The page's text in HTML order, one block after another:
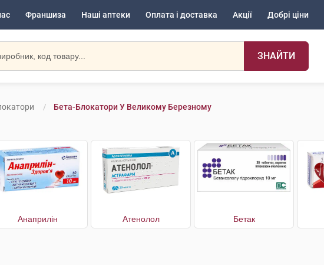
Франшиза Наші аптеки Оплата і доставка Акції Добрі ціни
ЗНАЙТИ
Бета-Блокатори У Великому Березному
Анаприлін Атенолол Бетак